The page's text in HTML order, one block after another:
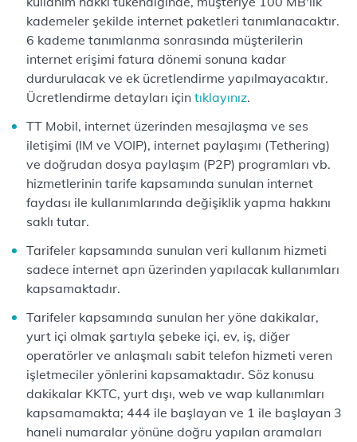
kademeler şekilde internet paketleri tanımlanacaktır.
6 kademe tanımlanma sonrasında müşterilerin
internet erişimi fatura dönemi sonuna kadar
durdurulacak ve ek ücretlendirme yapılmayacaktır.
Ücretlendirme detayları için tıklayınız.
TT Mobil, internet üzerinden mesajlaşma ve ses
iletişimi (IM ve VOIP), internet paylaşımı (Tethering)
ve doğrudan dosya paylaşım (P2P) programları vb.
hizmetlerinin tarife kapsamında sunulan internet
faydası ile kullanımlarında değişiklik yapma hakkını
saklı tutar.
Tarifeler kapsamında sunulan veri kullanım hizmeti
sadece internet apn üzerinden yapılacak kullanımları
kapsamaktadır.
Tarifeler kapsamında sunulan her yöne dakikalar,
yurt içi olmak şartıyla şebeke içi, ev, iş, diğer
operatörler ve anlaşmalı sabit telefon hizmeti veren
işletmeciler yönlerini kapsamaktadır. Söz konusu
dakikalar KKTC, yurt dışı, web ve wap kullanımları
kapsamamakta; 444 ile başlayan ve 1 ile başlayan 3
haneli numaralar yönüne doğru yapılan aramaları